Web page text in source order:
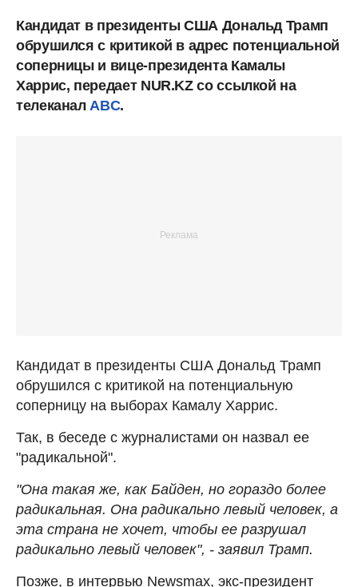
Кандидат в президенты США Дональд Трамп
обрушился с критикой в адрес потенциальной
соперницы и вице-президента Камалы
Харрис, передает NUR.KZ со ссылкой на
телеканал ABC.
Кандидат в президенты США Дональд Трамп
обрушился с критикой на потенциальную
соперницу на выборах Камалу Харрис.
Так, в беседе с журналистами он назвал ее
"радикальной".
"Она такая же, как Байден, но гораздо более
радикальная. Она радикально левый человек, а
эта страна не хочет, чтобы ее разрушал
радикально левый человек", - заявил Трамп.
Позже, в интервью Newsmax, экс-президент